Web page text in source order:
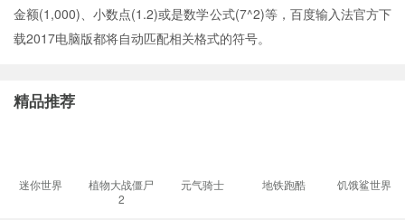
金额(1,000)、小数点(1.2)或是数学公式(7^2)等，百度输入法官方下
载2017电脑版都将自动匹配相关格式的符号。
精品推荐
迷你世界
植物大战僵尸
2
元气骑士 地铁跑酷 饥饿鲨世界